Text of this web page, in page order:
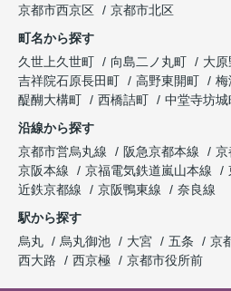
京都市西京区
京都市北区
町名から探す
久世上久世町
向島二ノ丸町
大
吉祥院石原長田町
高野東開町 梅
醍醐大構町
西橋詰町
中堂寺坊城
沿線から探す
京都市営烏丸線
阪急京都本線
京
京阪本線
京福電気鉄道嵐山本線
近鉄京都線
京阪鴨東線
奈良線
駅から探す
烏丸
烏丸御池 大宮 五条 京
西大路
西京極 京都市役所前